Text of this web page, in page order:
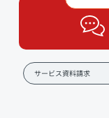
サービス資料請求